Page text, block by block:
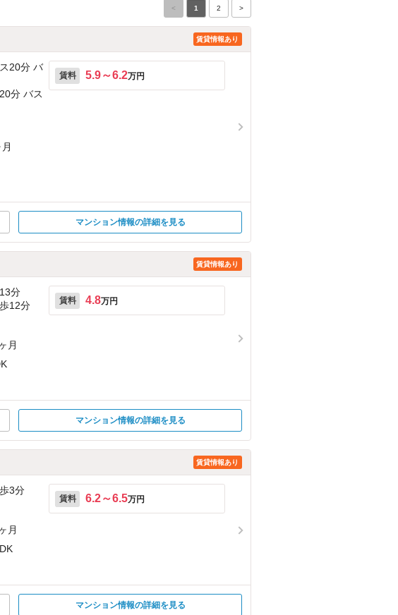
< 1 2 >
賃貸情報あり
20分 バ
分 バス
賃料 5.9～6.2万円
マンション情報の詳細を見る
賃貸情報あり
分
12分
月
賃料 4.8万円
マンション情報の詳細を見る
賃貸情報あり
3分
月
賃料 6.2～6.5万円
マンション情報の詳細を見る